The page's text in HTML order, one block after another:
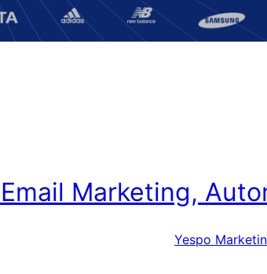
Marketing,
Yespo